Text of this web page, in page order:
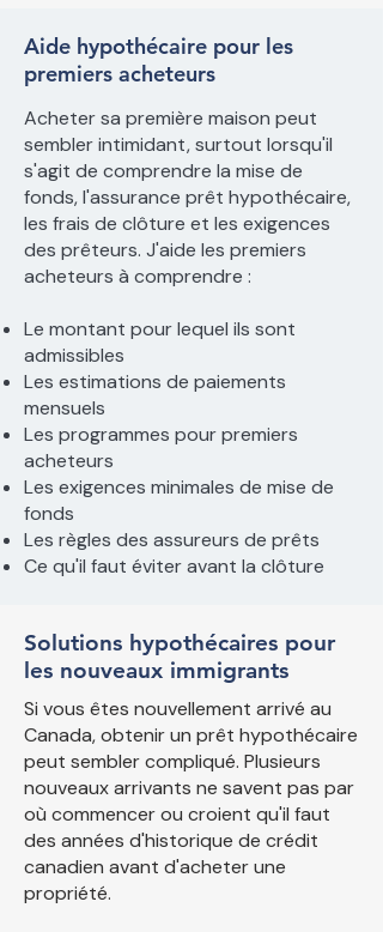
Aide hypothécaire pour les
premiers acheteurs
Acheter sa première maison peut
sembler intimidant, surtout lorsqu'il
s'agit de comprendre la mise de
fonds, l'assurance prêt hypothécaire,
les frais de clôture et les exigences
des prêteurs. J'aide les premiers
acheteurs à comprendre :
Le montant pour lequel ils sont
admissibles
​Les estimations de paiements
mensuels
Les programmes pour premiers
acheteurs
Les exigences minimales de mise de
fonds
Les règles des assureurs de prêts
Ce qu'il faut éviter avant la clôture
Solutions hypothécaires pour
les nouveaux immigrants
Si vous êtes nouvellement arrivé au
Canada, obtenir un prêt hypothécaire
peut sembler compliqué. Plusieurs
nouveaux arrivants ne savent pas par
où commencer ou croient qu'il faut
des années d'historique de crédit
canadien avant d'acheter une
propriété.